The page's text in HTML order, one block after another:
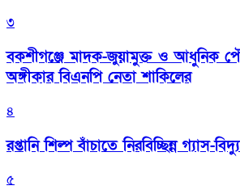
৩
বকশীগঞ্জে মাদক-জুয়ামুক্ত ও আধুনিক
অঙ্গীকার বিএনপি নেতা শাকিলের
৪
রপ্তানি শিল্প বাঁচাতে নিরবিচ্ছিন্ন গ্যাস-
৫